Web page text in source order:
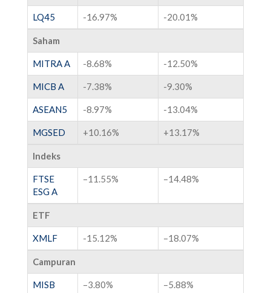
LQ45 -16.97% -20.01%
Saham
MITRA A -8.68% -12.50%
MICB A -7.38% -9.30%
ASEAN5 -8.97% -13.04%
MGSED +10.16% +13.17%
Indeks
FTSE
ESG A
–11.55% –14.48%
ETF
XMLF -15.12% –18.07%
Campuran
MISB –3.80% –5.88%